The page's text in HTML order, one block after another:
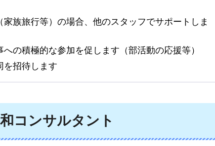
族旅行等）の場合、他のスタッフでサポートしま
の積極的な参加を促します（部活動の応援等）
を招待します
コンサルタント